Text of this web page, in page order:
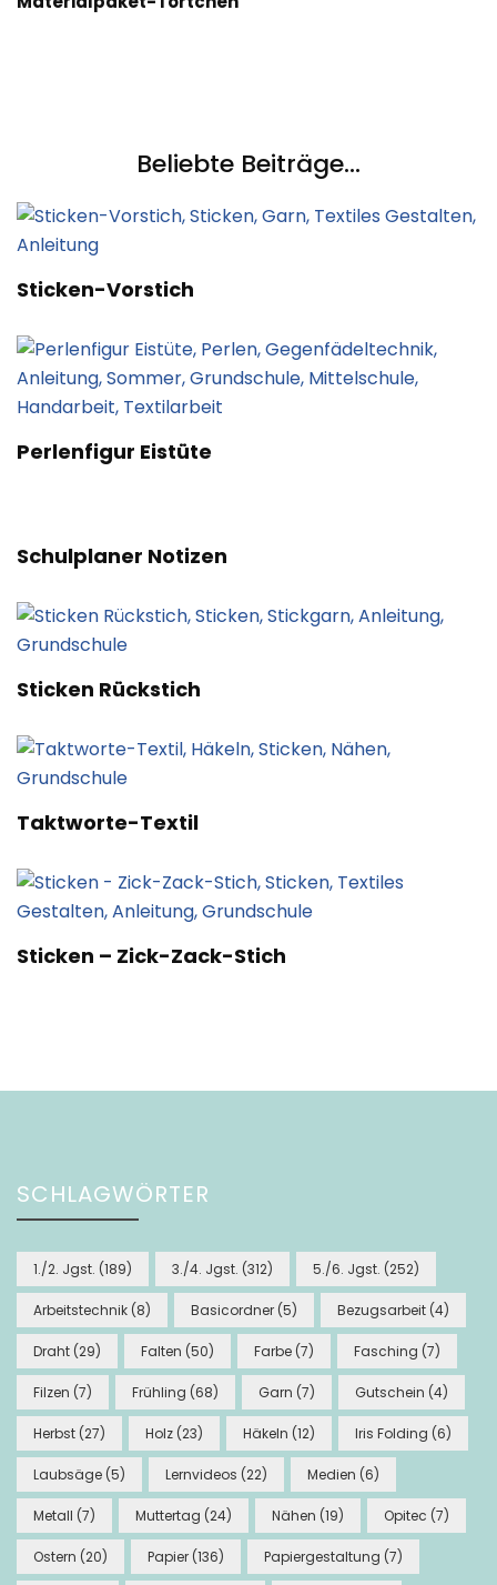
Beliebte Beiträge...
Sticken-Vorstich
Perlenfigur Eistüte
Schulplaner Notizen
Sticken Rückstich
Taktworte-Textil
Sticken – Zick-Zack-Stich
SCHLAGWÖRTER
1./2. Jgst. (189) 3./4. Jgst. (312) 5./6. Jgst. (252)
Arbeitstechnik (8) Basicordner (5) Bezugsarbeit (4)
Draht (29) Falten (50) Farbe (7) Fasching (7)
Filzen (7) Frühling (68) Garn (7) Gutschein (4)
Herbst (27) Holz (23) Häkeln (12) Iris Folding (6)
Laubsäge (5) Lernvideos (22) Medien (6)
Metall (7) Muttertag (24) Nähen (19) Opitec (7)
Ostern (20) Papier (136) Papiergestaltung (7)